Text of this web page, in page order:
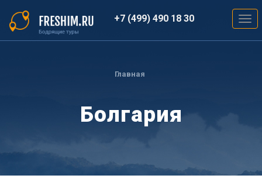
основному
содержанию
+7 (499) 490 18 30
Главная
Болгария